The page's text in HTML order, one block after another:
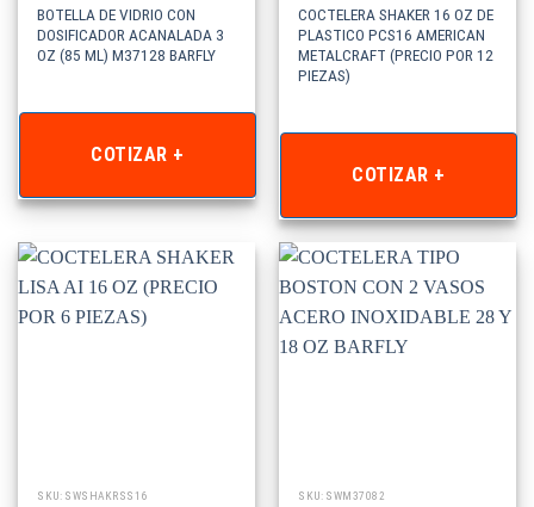
BOTELLA DE VIDRIO CON
DOSIFICADOR ACANALADA 3
OZ (85 ML) M37128 BARFLY
COTIZAR +
COCTELERA SHAKER 16 OZ DE
PLASTICO PCS16 AMERICAN
METALCRAFT (PRECIO POR 12
PIEZAS)
COTIZAR +
SKU: SWSHAKRSS16 SKU: SWM37082